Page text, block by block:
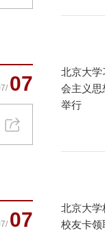
07
北京大学
会主义思
举行
07
北京大学
校友卡领